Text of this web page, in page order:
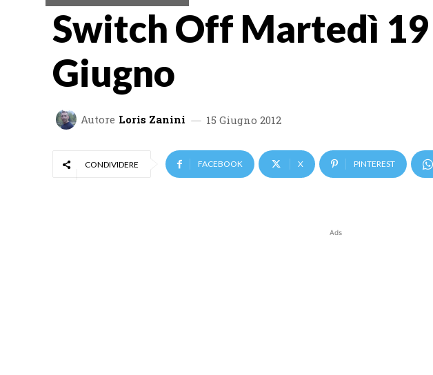
Switch Off Martedì 19
Giugno
Autore Loris Zanini 15 Giugno 2012
CONDIVIDERE FACEBOOK X PINTEREST
Ads